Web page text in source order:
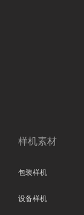
样机素材
包装样机
设备样机